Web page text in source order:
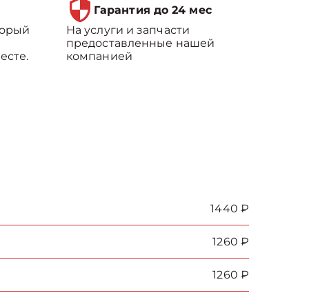
Гарантия до 24 мес
На услуги и запчасти
предоставленные нашей
компанией
1440 ₽
1260 ₽
1260 ₽